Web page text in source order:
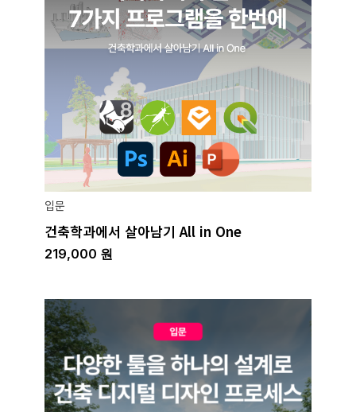
입문
건축학과에서 살아남기 All in One
219,000 원